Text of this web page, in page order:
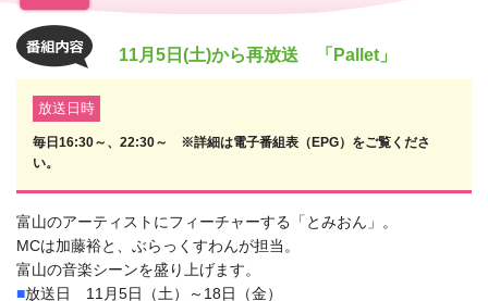
11月5日(土)から再放送 「Pallet」
放送日時
毎日16:30～、22:30～ ※詳細は電子番組表（EPG）をご覧くださ
い。
富山のアーティストにフィーチャーする「とみおん」。
MCは加藤裕と、ぶらっくすわんが担当。
富山の音楽シーンを盛り上げます。
■放送日 11月5日（土）～18日（金）